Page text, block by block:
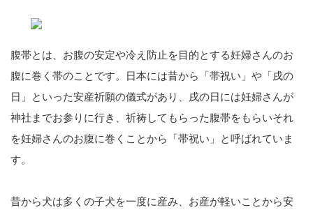
腹帯とは、お腹の安定や冷え防止を目的とする妊婦さんのお
腹に巻く帯のことです。日本には昔から「帯祝い」や「戌の
日」といった安産祈願の儀式があり、戌の日には妊婦さんが
神社までお参りに行き、祈祷してもらった腹帯をもらいそれ
を妊婦さんのお腹に巻くことから「帯祝い」と呼ばれていま
す。
昔から犬は多くの子犬を一度に産み、お産が軽いことから安